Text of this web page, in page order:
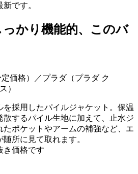
です。
かり機能的、このバ
価格）／プラダ（プラダ ク
）
を採用したパイルジャケット。保温
するパイル生地に加えて、止水ジ
たポケットやアームの補強など、エ
所に見て取れます。
き価格です